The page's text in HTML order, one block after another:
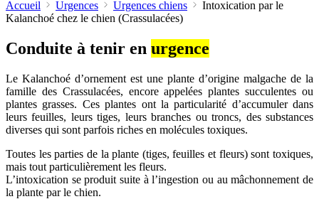
Accueil Urgences Urgences chiens
Intoxication par le
Kalanchoé chez le chien (Crassulacées)
Conduite à tenir en urgence
Le Kalanchoé d’ornement est une plante d’origine malgache de la
famille des Crassulacées, encore appelées plantes succulentes ou
plantes grasses. Ces plantes ont la particularité d’accumuler dans
leurs feuilles, leurs tiges, leurs branches ou troncs, des substances
diverses qui sont parfois riches en molécules toxiques.
Toutes les parties de la plante (tiges, feuilles et fleurs) sont toxiques,
mais tout particulièrement les fleurs.
L’intoxication se produit suite à l’ingestion ou au mâchonnement de
la plante par le chien.